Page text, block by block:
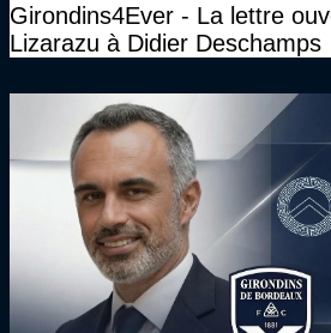
Girondins4Ever - La lettre
Lizarazu à Didier Deschamps